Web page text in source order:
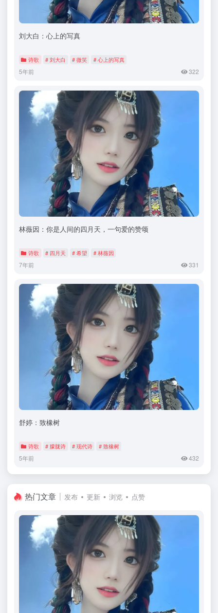
刘大白：心上的写真
诗歌 # 刘大白 # 微笑 # 心上的写真
5年前 322
林薇因：你是人间的四月天，一句爱的赞颂
诗歌 # 四月天 # 希望 # 林薇因
7年前 331
舒婷：致橡树
诗歌 # 朦胧诗 # 现代诗 # 致橡树
5年前 432
热门文章 发布 更新 浏览 点赞